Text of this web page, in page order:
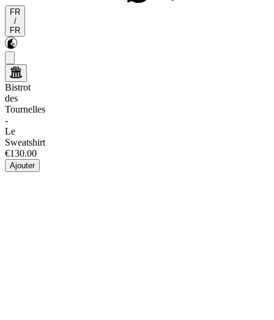
FR
/
FR
Bistrot
des
Tournelles
-
Le
Sweatshirt
€130.00
Ajouter